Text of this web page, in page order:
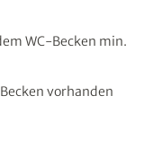
WC-Becken min.
vorhanden